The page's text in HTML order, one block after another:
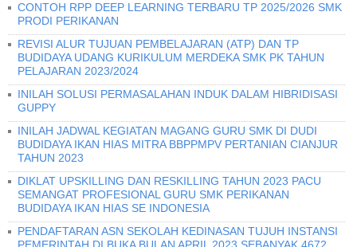
CONTOH RPP DEEP LEARNING TERBARU TP 2025/2026 SMK
PRODI PERIKANAN
REVISI ALUR TUJUAN PEMBELAJARAN (ATP) DAN TP
BUDIDAYA UDANG KURIKULUM MERDEKA SMK PK TAHUN
PELAJARAN 2023/2024
INILAH SOLUSI PERMASALAHAN INDUK DALAM HIBRIDISASI
GUPPY
INILAH JADWAL KEGIATAN MAGANG GURU SMK DI DUDI
BUDIDAYA IKAN HIAS MITRA BBPPMPV PERTANIAN CIANJUR
TAHUN 2023
DIKLAT UPSKILLING DAN RESKILLING TAHUN 2023 PACU
SEMANGAT PROFESIONAL GURU SMK PERIKANAN
BUDIDAYA IKAN HIAS SE INDONESIA
PENDAFTARAN ASN SEKOLAH KEDINASAN TUJUH INSTANSI